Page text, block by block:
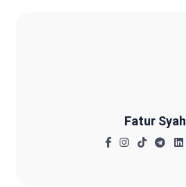
Fatur Syah